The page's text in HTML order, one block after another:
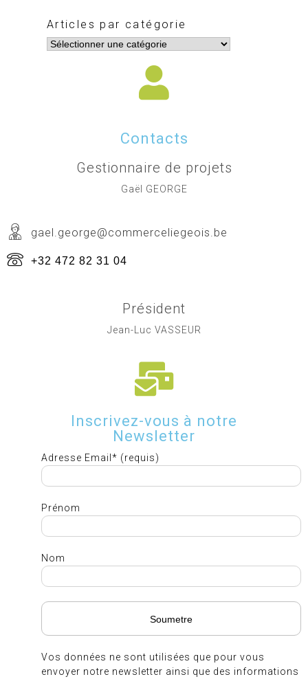
Articles par catégorie
Contacts
Gestionnaire de projets
Gaël GEORGE
gael.george@commerceliegeois.be
+32 472 82 31 04
Président
Jean-Luc VASSEUR
Inscrivez-vous à notre
Newsletter
Adresse Email* (requis)
Prénom
Nom
Vos données ne sont utilisées que pour vous
envoyer notre newsletter ainsi que des informations